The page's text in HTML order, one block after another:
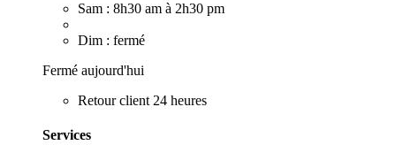
Sam : 8h30 am à 2h30 pm
Dim : fermé
Fermé aujourd'hui
Retour client 24 heures
Services